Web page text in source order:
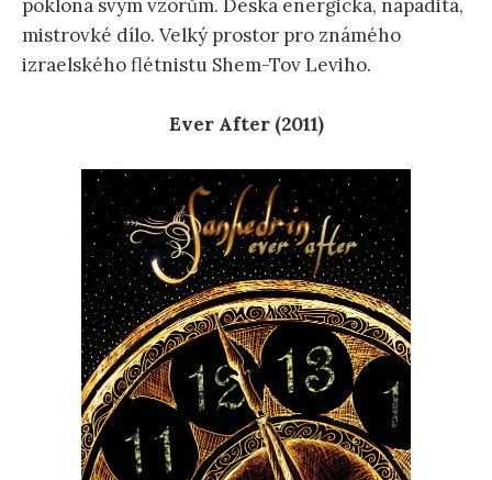
poklona svým vzorům. Deska energická, nápaditá,
mistrovké dílo. Velký prostor pro známého
izraelského flétnistu Shem-Tov Leviho.
Ever After (2011)